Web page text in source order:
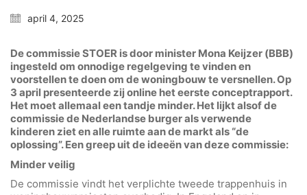
april 4, 2025
De commissie STOER is door minister Mona Keijzer (BBB)
ingesteld om onnodige regelgeving te vinden en
voorstellen te doen om de woningbouw te versnellen. Op
3 april presenteerde zij online het eerste conceptrapport.
Het moet allemaal een tandje minder. Het lijkt alsof de
commissie de Nederlandse burger als verwende
kinderen ziet en alle ruimte aan de markt als “de
oplossing”. Een greep uit de ideeën van deze commissie:
Minder veilig
De commissie vindt het verplichte tweede trappenhuis in